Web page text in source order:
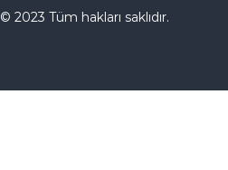
© 2023 Tüm hakları saklıdır.